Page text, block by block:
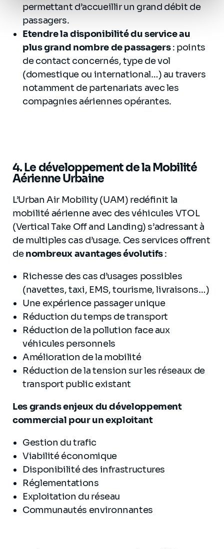
personnel.
permettant d’accueillir un grand débit de
passagers.
Etendre la disponibilité du service au
plus grand nombre de passagers: points
de contact concernés, type de vol
(domestique ou international…) au travers
notamment de partenariats avec les
compagnies aériennes opérantes.
4.Le développement de la Mobilité
Aérienne Urbaine
L’Urban Air Mobility (UAM) redéfinit la
mobilité aérienne avec des véhicules VTOL
(Vertical Take Off and Landing) s’adressant à
de multiples cas d’usage. Ces services offrent
denombreuxavantages évolutifs:
Richesse des cas d’usages possibles
(navettes, taxi, EMS, tourisme, livraisons…)
Une expérience passager unique
Réduction du temps de transport
Réduction de la pollution face aux
véhicules personnels
Amélioration de la mobilité
Réduction de la tension sur les réseaux de
transport public existant
Les grands enjeux du développement
commercial pour un exploitant
Gestion du trafic
Viabilité économique
Disponibilité des infrastructures
Réglementations
Exploitation du réseau
Communautés environnantes